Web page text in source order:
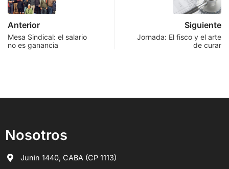
Anterior
Mesa Sindical: el salario
no es ganancia
Siguiente
Jornada: El fisco y el arte
de curar
Nosotros
Junín 1440, CABA (CP 1113)